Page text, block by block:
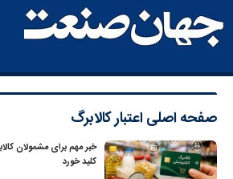
صفحه اصلیاعتبار کالابرگ‌
خبر مهم برای مشمولان
کلید خورد